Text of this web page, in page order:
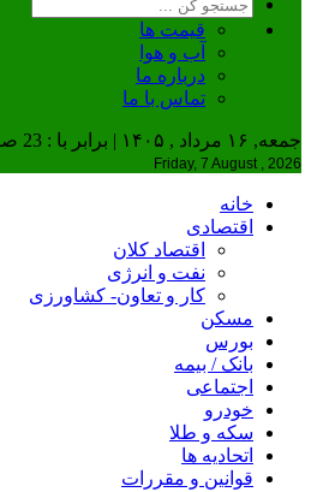
قیمت ها
آب و هوا
درباره ما
تماس با ما
جمعه, ۱۶ مرداد , ۱۴۰۵ | برابر با : 23 صفر 1448
Friday, 7 August , 2026
خانه
اقتصادی
اقتصاد کلان
نفت و انرژی
کار و تعاون- کشاورزی
مسکن
بورس
بانک / بیمه
اجتماعی
خودرو
سکه و طلا
اتحادیه ها
قوانین و مقررات